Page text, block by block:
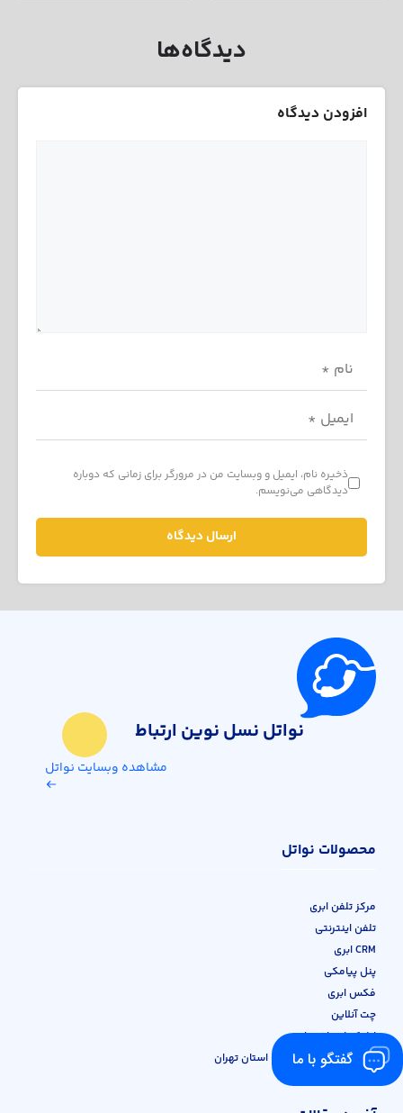
دیدگاه‌ها
افزودن دیدگاه
ذخیره نام، ایمیل و وبسایت من در مرورگر برای زمانی که دوباره
دیدگاهی می‌نویسم.
نواتل نسل نوین ارتباط
مشاهده وبسایت نواتل
محصولات نواتل
مرکز تلفن ابری
تلفن اینترنتی
CRM ابری
پنل پیامکی
فکس ابری
چت آنلاین
اپلیکیشن اختصاصی
شماره‌های ابری مخابرات استان تهران
گفتگو با ما